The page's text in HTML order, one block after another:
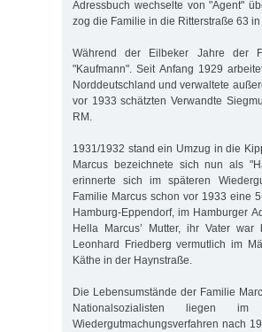
Adressbuch wechselte von "Agent"
zog die Familie in die Ritterstraße 63
Während der Eilbeker Jahre der
"Kaufmann". Seit Anfang 1929
Norddeutschland und verwaltete
vor 1933 schätzten Verwandte
RM.
1931/1932 stand ein Umzug in die
Marcus bezeichnete sich nun als
erinnerte sich im späteren
Familie Marcus schon vor 1933 eine
Hamburg-Eppendorf, im Hamburger
Hella Marcus’ Mutter, ihr Vater
Leonhard Friedberg vermutlich im
Käthe in der Haynstraße.
Die Lebensumstände der Familie
Nationalsozialisten liegen
Wiedergutmachungsverfahren nach